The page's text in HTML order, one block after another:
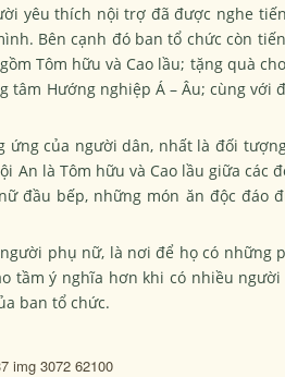
yêu thích nội trợ đã được nghe
Bên cạnh đó ban tổ chức còn
Tôm hữu và Cao lầu; tặng quà
Hướng nghiệp Á – Âu; cùng với
của người dân, nhất là đối
An là Tôm hữu và Cao lầu giữa các
đầu bếp, những món ăn độc đáo
phụ nữ, là nơi để họ có những
tầm ý nghĩa hơn khi có nhiều
ban tổ chức.